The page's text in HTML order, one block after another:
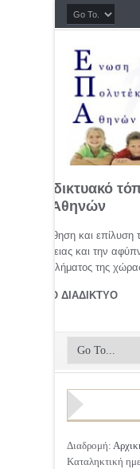
διαδικτυακό
Αθηνών
προώθηση και
οικογένειας και την
προβλήματος της
ΣΤΟ ΔΙΑΔΙΚΤΥΟ
Διαδρομή:
Καταληκτική